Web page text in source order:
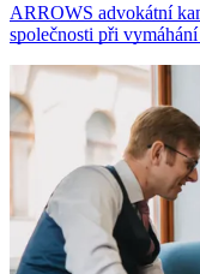
ARROWS advokátní
společnosti při